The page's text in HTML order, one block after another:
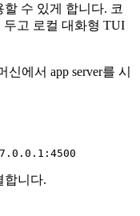
수 있게 합니다. 코
두고 로컬 대화형 TUI
에서 app server를 시
합니다.